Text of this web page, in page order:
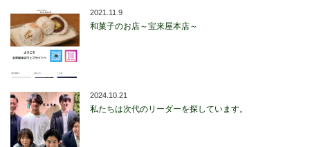
2021.11.9
和菓子のお店～宝来屋本店～
2024.10.21
私たちは次代のリーダーを探しています。